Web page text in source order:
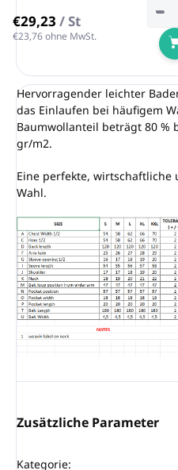
€29,23 / St
€23,76 ohne MwSt.
−
Hervorragender leichter
das Einlaufen bei häufigem
Baumwollanteil beträgt 80 %
gr/m2.
Eine perfekte,
Wahl.
Zusätzliche Parameter
Kategorie: